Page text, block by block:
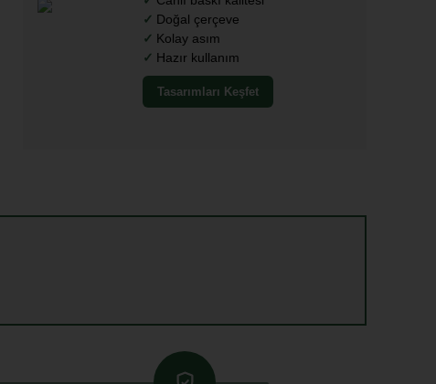
Doğal çerçeve
Kolay asım
Hazır kullanım
Tasarımları Keşfet